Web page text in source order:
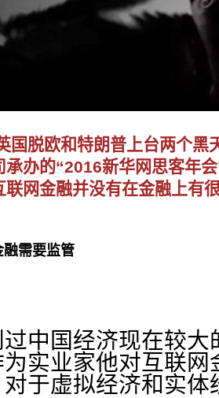
国脱欧和特朗普上台两个黑
承办的“2016新华网思客年
联网金融并没有在金融上有
融需要监管
国经济现在较大
实业家他对互联
于虚拟经济和实体